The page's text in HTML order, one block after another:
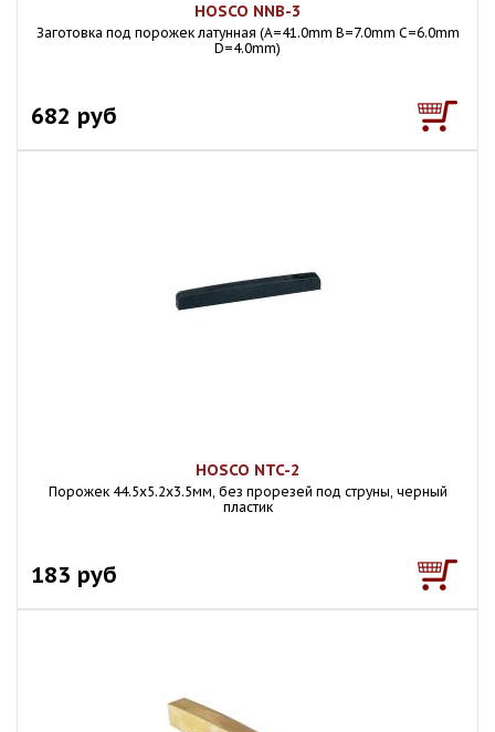
HOSCO NNB-3
Заготовка под порожек латунная (A=41.0mm B=7.0mm C=6.0mm
D=4.0mm)
682 руб
HOSCO NTC-2
Порожек 44.5х5.2х3.5мм, без прорезей под струны, черный
пластик
183 руб